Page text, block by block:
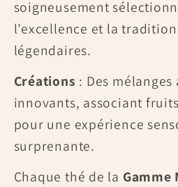
soigneusement
l’excellence et la
légendaires.
Créations : Des
innovants, associant
pour une expérience
surprenante.
Chaque thé de la Gamme